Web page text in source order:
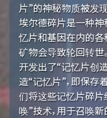
片”的神秘物质被发
埃尔德碎片是一种神
忆片和基因在内的各
矿物会导致轮回转世
开发出了“记忆片创
造“记忆片”，即保存
们将这些记忆片碎片
唤”技术，用于召唤